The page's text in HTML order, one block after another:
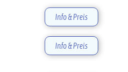
Info & Preis
Info & Preis